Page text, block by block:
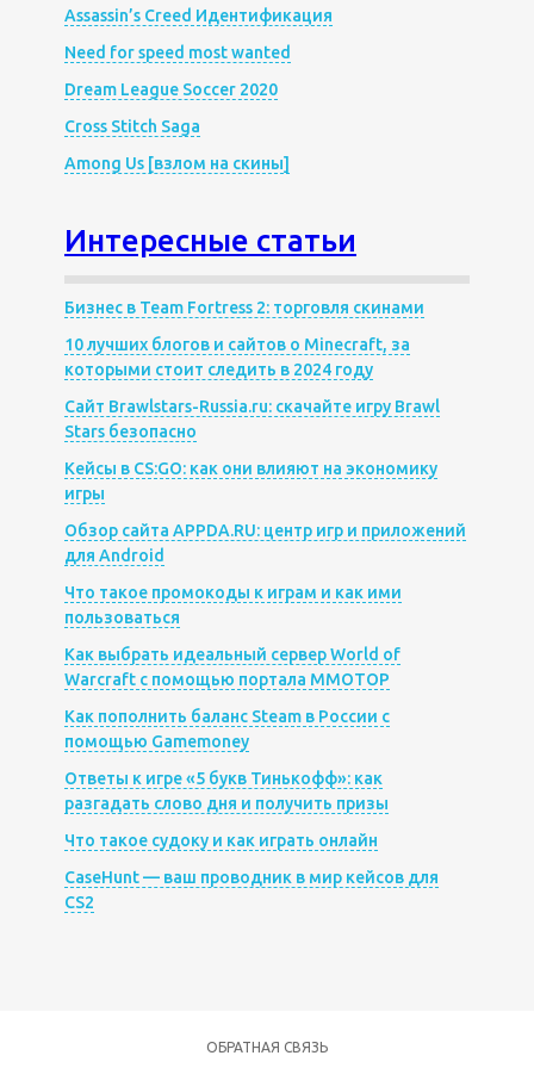
Assassin’s Creed Идентификация
Need for speed most wanted
Dream League Soccer 2020
Cross Stitch Saga
Among Us [взлом на скины]
Интересные статьи
Бизнес в Team Fortress 2: торговля скинами
10 лучших блогов и сайтов о Minecraft, за
которыми стоит следить в 2024 году
Сайт Brawlstars-Russia.ru: скачайте игру Brawl
Stars безопасно
Кейсы в CS:GO: как они влияют на экономику
игры
Обзор сайта APPDA.RU: центр игр и приложений
для Android
Что такое промокоды к играм и как ими
пользоваться
Как выбрать идеальный сервер World of
Warcraft с помощью портала MMOTOP
Как пополнить баланс Steam в России с
помощью Gamemoney
Ответы к игре «5 букв Тинькофф»: как
разгадать слово дня и получить призы
Что такое судоку и как играть онлайн
CaseHunt — ваш проводник в мир кейсов для
CS2
ОБРАТНАЯ СВЯЗЬ